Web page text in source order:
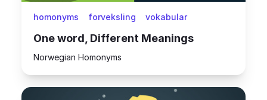
homonyms forveksling vokabular
One word, Different Meanings
Norwegian Homonyms